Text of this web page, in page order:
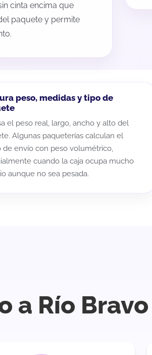
cinta encima que
paquete y permite
peso, medidas y tipo de
el peso real, largo, ancho y alto del
Algunas paqueterías calculan el
de envío con peso volumétrico,
cuando la caja ocupa mucho
aunque no sea pesada.
a Río